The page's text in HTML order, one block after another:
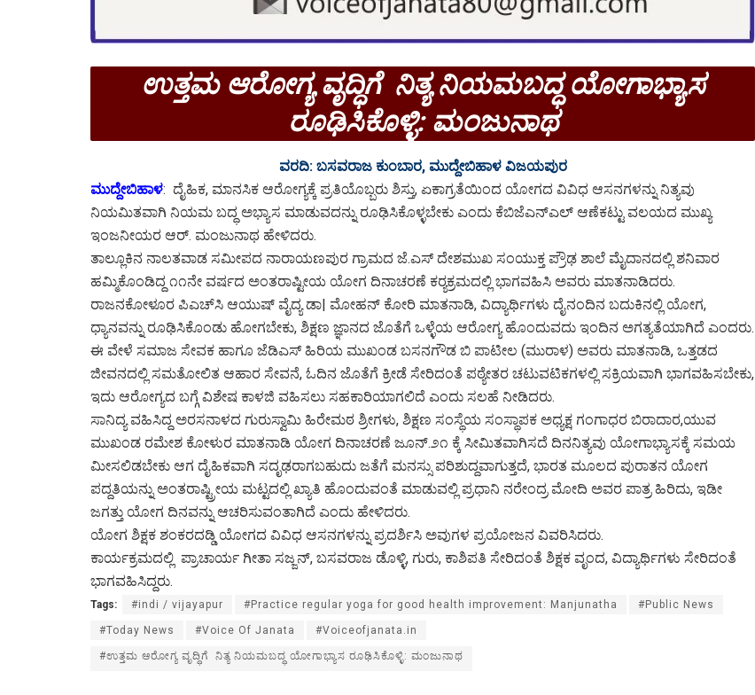
ಉತ್ತಮ ಆರೋಗ್ಯ ವೃದ್ಧಿಗೆ ನಿತ್ಯ ನಿಯಮಬದ್ಧ ಯೋಗಾಭ್ಯಾಸ
ರೂಢಿಸಿಕೊಳ್ಳಿ: ಮಂಜುನಾಥ
ವರದಿ: ಬಸವರಾಜ ಕುಂಬಾರ, ಮುದ್ದೇಬಿಹಾಳ ವಿಜಯಪುರ
ಮುದ್ದೇಬಿಹಾಳ: ದೈಹಿಕ, ಮಾನಸಿಕ ಆರೋಗ್ಯಕ್ಕೆ ಪ್ರತಿಯೊಬ್ಬರು ಶಿಸ್ತು, ಏಕಾಗ್ರತೆಯಿಂದ ಯೋಗದ ವಿವಿಧ ಆಸನಗಳನ್ನು ನಿತ್ಯವು
ನಿಯಮಿತವಾಗಿ ನಿಯಮ ಬದ್ಧ ಅಭ್ಯಾಸ ಮಾಡುವದನ್ನು ರೂಢಿಸಿಕೊಳ್ಳಬೇಕು ಎಂದು ಕೆಬಿಜೆಎನ್‌ಎಲ್ ಆಣೆಕಟ್ಟು ವಲಯದ ಮುಖ್ಯ
ಇಂಜನೀಯರ ಆರ್. ಮಂಜುನಾಥ ಹೇಳಿದರು.
ತಾಲ್ಲೂಕಿನ ನಾಲತವಾಡ ಸಮೀಪದ ನಾರಾಯಣಪುರ ಗ್ರಾಮದ ಜೆ.ಎಸ್ ದೇಶಮುಖ ಸಂಯುಕ್ತ ಪ್ರೌಢ ಶಾಲೆ ಮೈದಾನದಲ್ಲಿ ಶನಿವಾರ
ಹಮ್ಮಿಕೊಂಡಿದ್ದ ೧೧ನೇ ವರ್ಷದ ಅಂತರಾಷ್ಟೀಯ ಯೋಗ ದಿನಾಚರಣೆ ಕರ‍್ಯಕ್ರಮದಲ್ಲಿ ಭಾಗವಹಿಸಿ ಅವರು ಮಾತನಾಡಿದರು.
ರಾಜನಕೋಳೂರ ಪಿಎಚ್‌ಸಿ ಆಯುಷ್ ವೈದ್ಯ ಡಾ| ಮೋಹನ್ ಕೋರಿ ಮಾತನಾಡಿ, ವಿದ್ಯಾರ್ಥಿಗಳು ದೈನಂದಿನ ಬದುಕಿನಲ್ಲಿ ಯೋಗ,
ಧ್ಯಾನವನ್ನು ರೂಢಿಸಿಕೊಂಡು ಹೋಗಬೇಕು, ಶಿಕ್ಷಣ ಜ್ಞಾನದ ಜೊತೆಗೆ ಒಳ್ಳೆಯ ಆರೋಗ್ಯ ಹೊಂದುವದು ಇಂದಿನ ಅಗತ್ಯತೆಯಾಗಿದೆ ಎಂದರು.
ಈ ವೇಳೆ ಸಮಾಜ ಸೇವಕ ಹಾಗೂ ಜೆಡಿಎಸ್ ಹಿರಿಯ ಮುಖಂಡ ಬಸನಗೌಡ ಬಿ ಪಾಟೀಲ (ಮುರಾಳ) ಅವರು ಮಾತನಾಡಿ, ಒತ್ತಡದ
ಜೀವನದಲ್ಲಿ ಸಮತೋಲಿತ ಆಹಾರ ಸೇವನೆ, ಓದಿನ ಜೊತೆಗೆ ಕ್ರೀಡೆ ಸೇರಿದಂತೆ ಪಠ್ಯೇತರ ಚಟುವಟಿಕಗಳಲ್ಲಿ ಸಕ್ರಿಯವಾಗಿ ಭಾಗವಹಿಸಬೇಕು,
ಇದು ಆರೋಗ್ಯದ ಬಗ್ಗೆ ವಿಶೇಷ ಕಾಳಜಿ ವಹಿಸಲು ಸಹಕಾರಿಯಾಗಲಿದೆ ಎಂದು ಸಲಹೆ ನೀಡಿದರು.
ಸಾನಿದ್ಯ ವಹಿಸಿದ್ದ ಅರಸನಾಳದ ಗುರುಸ್ವಾಮಿ ಹಿರೇಮಠ ಶ್ರೀಗಳು, ಶಿಕ್ಷಣ ಸಂಸ್ಥೆಯ ಸಂಸ್ಥಾಪಕ ಅಧ್ಯಕ್ಷ ಗಂಗಾಧರ ಬಿರಾದಾರ,ಯುವ
ಮುಖಂಡ ರಮೇಶ ಕೋಳುರ ಮಾತನಾಡಿ ಯೋಗ ದಿನಾಚರಣೆ ಜೂನ್.೨೧ ಕ್ಕೆ ಸೀಮಿತವಾಗಿಸದೆ ದಿನನಿತ್ಯವು ಯೋಗಾಭ್ಯಾಸಕ್ಕೆ ಸಮಯ
ಮೀಸಲಿಡಬೇಕು ಆಗ ದೈಹಿಕವಾಗಿ ಸದೃಢರಾಗಬಹುದು ಜತೆಗೆ ಮನಸ್ಸು ಪರಿಶುದ್ದವಾಗುತ್ತದೆ, ಭಾರತ ಮೂಲದ ಪುರಾತನ ಯೋಗ
ಪದ್ದತಿಯನ್ನು ಅಂತರಾಷ್ಟ್ರೀಯ ಮಟ್ಟದಲ್ಲಿ ಖ್ಯಾತಿ ಹೊಂದುವಂತೆ ಮಾಡುವಲ್ಲಿ ಪ್ರಧಾನಿ ನರೇಂದ್ರ ಮೋದಿ ಅವರ ಪಾತ್ರ ಹಿರಿದು, ಇಡೀ
ಜಗತ್ತು ಯೋಗ ದಿನವನ್ನು ಆಚರಿಸುವಂತಾಗಿದೆ ಎಂದು ಹೇಳಿದರು.
ಯೋಗ ಶಿಕ್ಷಕ ಶಂಕರದಡ್ಡಿ ಯೋಗದ ವಿವಿಧ ಆಸನಗಳನ್ನು ಪ್ರದರ್ಶಿಸಿ ಅವುಗಳ ಪ್ರಯೋಜನ ವಿವರಿಸಿದರು.
ಕಾರ್ಯಕ್ರಮದಲ್ಲಿ ಪ್ರಾಚಾರ್ಯ ಗೀತಾ ಸಜ್ಜನ್, ಬಸವರಾಜ ಡೊಳ್ಳಿ, ಗುರು, ಕಾಶಿಪತಿ ಸೇರಿದಂತೆ ಶಿಕ್ಷಕ ವೃಂದ, ವಿದ್ಯಾರ್ಥಿಗಳು ಸೇರಿದಂತೆ
ಭಾಗವಹಿಸಿದ್ದರು.
Tags: #indi / vijayapur #Practice regular yoga for good health improvement: Manjunatha #Public News
#Today News #Voice Of Janata #Voiceofjanata.in
#ಉತ್ತಮ ಆರೋಗ್ಯ ವೃದ್ಧಿಗೆ ನಿತ್ಯ ನಿಯಮಬದ್ಧ ಯೋಗಾಭ್ಯಾಸ ರೂಢಿಸಿಕೊಳ್ಳಿ: ಮಂಜುನಾಥ